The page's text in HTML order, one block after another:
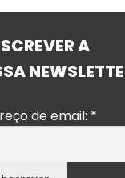
A
de email: *